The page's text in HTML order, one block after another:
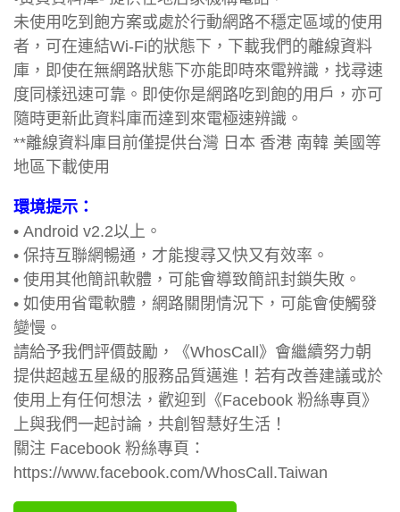
未使用吃到飽方案或處於行動網路不穩定區域的使用
者，可在連結Wi-Fi的狀態下，下載我們的離線資料
庫，即使在無網路狀態下亦能即時來電辨識，找尋速
度同樣迅速可靠。即使你是網路吃到飽的用戶，亦可
隨時更新此資料庫而達到來電極速辨識。
**離線資料庫目前僅提供台灣 日本 香港 南韓 美國等
地區下載使用
環境提示：
• Android v2.2以上。
• 保持互聯網暢通，才能搜尋又快又有效率。
• 使用其他簡訊軟體，可能會導致簡訊封鎖失敗。
• 如使用省電軟體，網路關閉情況下，可能會使觸發
變慢。
請給予我們評價鼓勵，《WhosCall》會繼續努力朝
提供超越五星級的服務品質邁進！若有改善建議或於
使用上有任何想法，歡迎到《Facebook 粉絲專頁》
上與我們一起討論，共創智慧好生活！
關注 Facebook 粉絲專頁：
https://www.facebook.com/WhosCall.Taiwan